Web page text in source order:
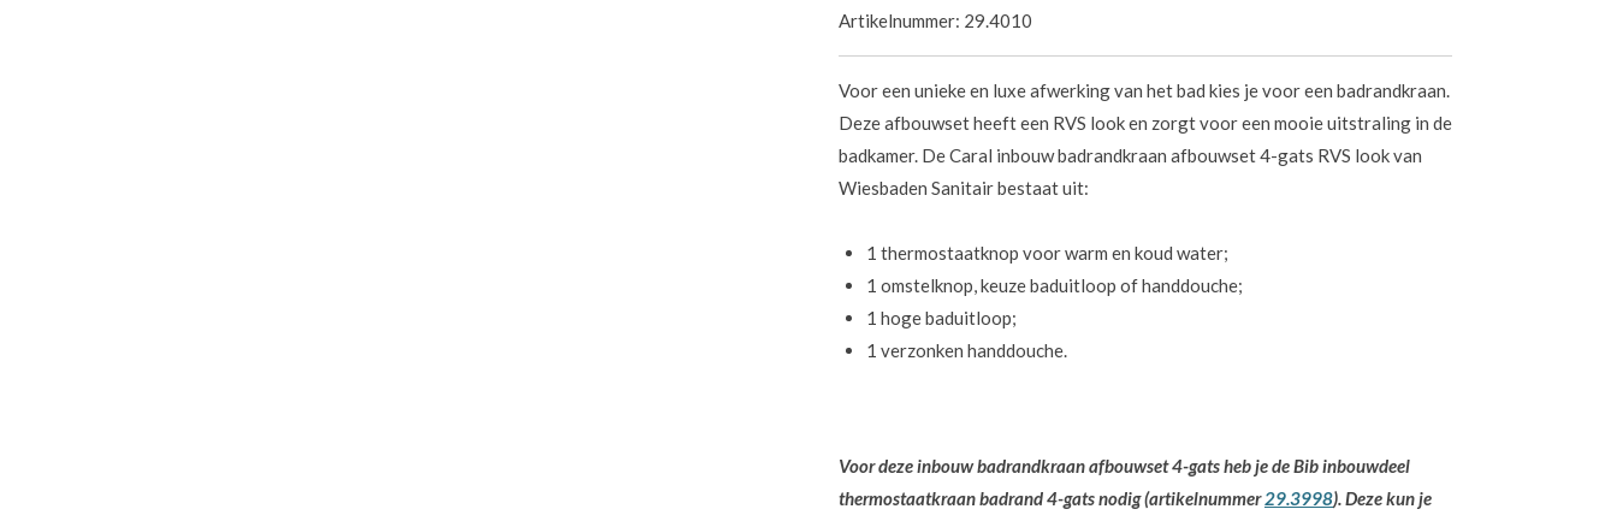
Artikelnummer: 29.4010
Voor een unieke en luxe afwerking van het bad kies je voor een badrandkraan.
Deze afbouwset heeft een RVS look en zorgt voor een mooie uitstraling in de
badkamer. De Caral inbouw badrandkraan afbouwset 4-gats RVS look van
Wiesbaden Sanitair bestaat uit:
1 thermostaatknop voor warm en koud water;
1 omstelknop, keuze baduitloop of handdouche;
1 hoge baduitloop;
1 verzonken handdouche.
Voor deze inbouw badrandkraan afbouwset 4-gats heb je de Bib inbouwdeel
thermostaatkraan badrand 4-gats nodig (artikelnummer29.3998). Deze kun je